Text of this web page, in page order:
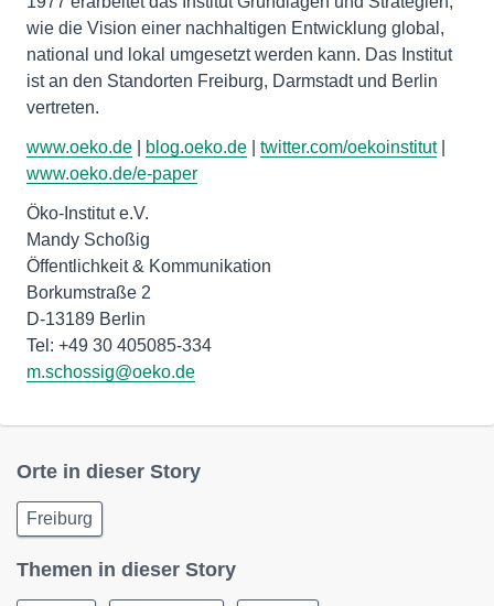
wie die Vision einer nachhaltigen Entwicklung global,
national und lokal umgesetzt werden kann. Das Institut
ist an den Standorten Freiburg, Darmstadt und Berlin
vertreten.
www.oeko.de blog.oeko.de twitter.com/oekoinstitut|
www.oeko.de/e-paper
Öko-Institut e.V.
Mandy Schoßig
Öffentlichkeit & Kommunikation
Borkumstraße 2
D-13189 Berlin
m.schossig@oeko.de
Orte in dieser Story
Freiburg
Themen in dieser Story